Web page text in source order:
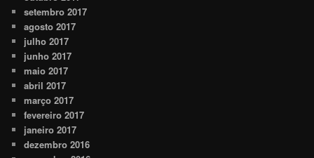
setembro 2017
agosto 2017
julho 2017
junho 2017
maio 2017
abril 2017
março 2017
fevereiro 2017
janeiro 2017
dezembro 2016